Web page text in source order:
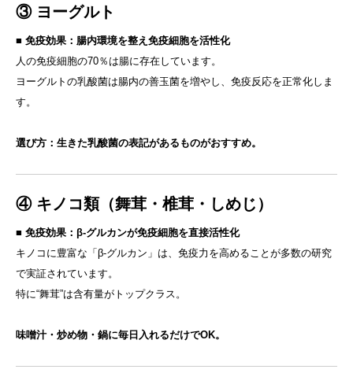
③ ヨーグルト
■ 免疫効果：腸内環境を整え免疫細胞を活性化
人の免疫細胞の70％は腸に存在しています。
ヨーグルトの乳酸菌は腸内の善玉菌を増やし、免疫反応を正常化しま
す。
選び方：生きた乳酸菌の表記があるものがおすすめ。
④ キノコ類（舞茸・椎茸・しめじ）
■ 免疫効果：β-グルカンが免疫細胞を直接活性化
キノコに豊富な「β-グルカン」は、免疫力を高めることが多数の研究
で実証されています。
特に“舞茸”は含有量がトップクラス。
味噌汁・炒め物・鍋に毎日入れるだけでOK。